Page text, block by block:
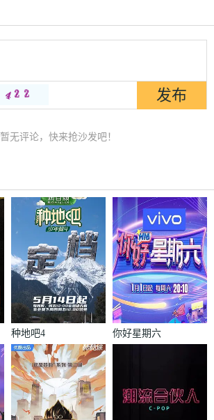
暂无评论，快来抢沙发吧！
种地吧4 你好星期六